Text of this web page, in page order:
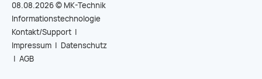
08.08.2026 © MK-Technik
Informationstechnologie
Kontakt/Support |
Impressum | Datenschutz
| AGB